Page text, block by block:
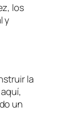
los
y
la
un